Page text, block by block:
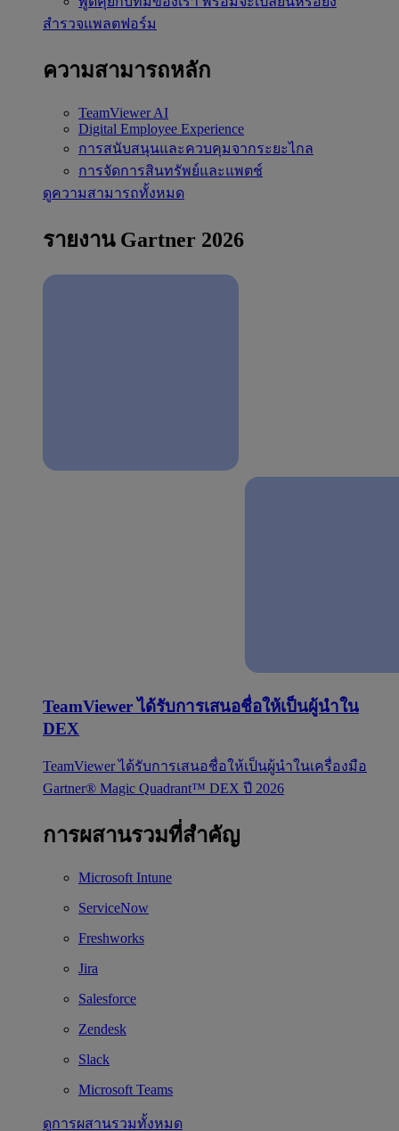
สำรวจแพลตฟอร์ม
ความสามารถหลัก
TeamViewer AI
Digital Employee Experience
การสนับสนุนและควบคุมจากระยะไกล
การจัดการสินทรัพย์และแพตช์
ดูความสามารถทั้งหมด
รายงาน Gartner 2026
TeamViewer ได้รับการเสนอชื่อให้เป็นผู้นำใน
DEX
TeamViewer ได้รับการเสนอชื่อให้เป็นผู้นำในเครื่องมือ
Gartner® Magic Quadrant™ DEX ปี 2026
การผสานรวมที่สำคัญ
Microsoft Intune
ServiceNow
Freshworks
Jira
Salesforce
Zendesk
Slack
Microsoft Teams
ดูการผสานรวมทั้งหมด